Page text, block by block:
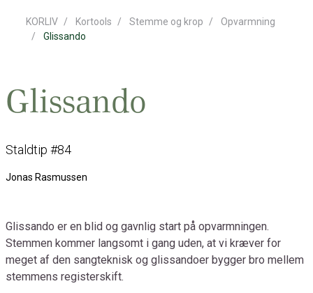
KORLIV Kortools Stemme og krop
Opvarmning
Glissando
Glissando
Staldtip #84
Jonas Rasmussen
Glissando er en blid og gavnlig start på opvarmningen.
Stemmen kommer langsomt i gang uden, at vi kræver for
meget af den sangteknisk og glissandoer bygger bro mellem
stemmens registerskift.